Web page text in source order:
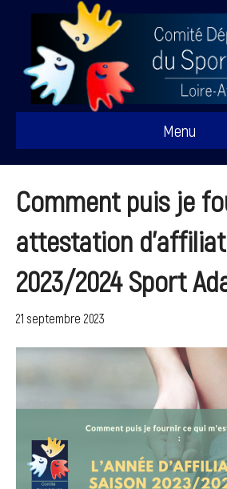
Menu
Comment puis je
attestation
2023/2024 Sport
21 septembre 2023